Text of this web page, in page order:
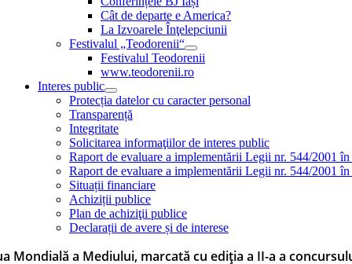
Cât de departe e America?
La Izvoarele Înţelepciunii
Festivalul „Teodorenii“
Festivalul Teodorenii
www.teodorenii.ro
Interes public
Protecția datelor cu caracter personal
Transparență
Integritate
Solicitarea informaţiilor de interes public
Raport de evaluare a implementării Legii nr. 544/2001
Raport de evaluare a implementării Legii nr. 544/2001
Situații financiare
Achiziții publice
Plan de achiziţii publice
Declarații de avere și de interese
Mondială a Mediului, marcată cu ediția a II-a a